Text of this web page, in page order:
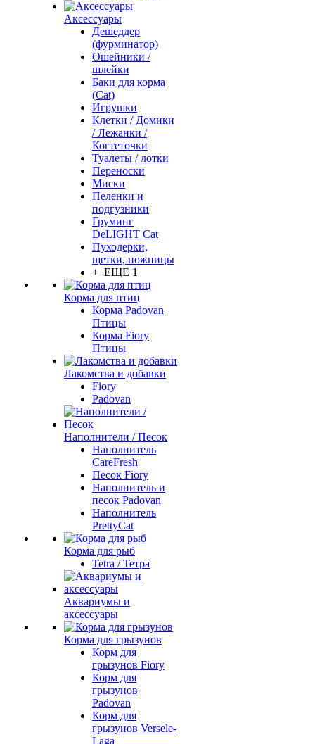
Аксессуары
Дешеддер
(фурминатор)
Ошейники /
шлейки
Баки для корма
(Cat)
Игрушки
Клетки / Домики
/ Лежанки /
Когтеточки
Туалеты / лотки
Переноски
Миски
Пеленки и
подгузники
Груминг
DeLIGHT Cat
Пуходерки,
щетки, ножницы
+ ЕЩЕ 1
Корма для птиц
Корма Padovan
Птицы
Корма Fiory
Птицы
Лакомства и добавки
Fiory
Padovan
Наполнители / Песок
Наполнитель
CareFresh
Песок Fiory
Наполнитель и
песок Padovan
Наполнитель
PrettyCat
Корма для рыб
Tetra / Тетра
Аквариумы и
аксессуары
Корма для грызунов
Корм для
грызунов Fiory
Корм для
грызунов
Padovan
Корм для
грызунов Versele-
Laga